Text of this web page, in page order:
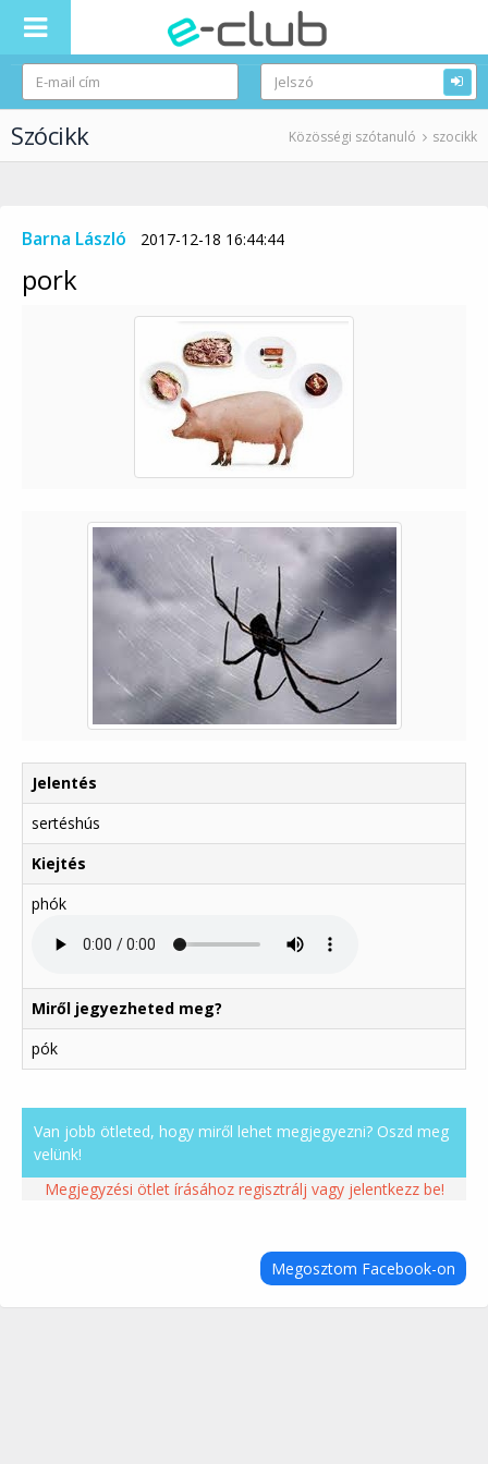
Szócikk Közösségi szótanuló szocikk
Barna László 2017-12-18 16:44:44
pork
Jelentés
sertéshús
Kiejtés
phók
Miről jegyezheted meg?
pók
Van jobb ötleted, hogy miről lehet megjegyezni? Oszd meg
velünk!
Megjegyzési ötlet írásához regisztrálj vagy jelentkezz be!
Megosztom Facebook-on